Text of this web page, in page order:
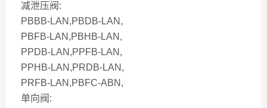
减泄压阀:
PBBB-LAN,PBDB-LAN,
PBFB-LAN,PBHB-LAN,
PPDB-LAN,PPFB-LAN,
PPHB-LAN,PRDB-LAN,
PRFB-LAN,PBFC-ABN,
单向阀: